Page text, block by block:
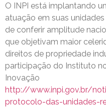
O INPI está implantando
atuação em suas
de conferir amplitude
que objetivam maior
direitos de propriedade
participação do Instituto
Inovação
http://www.inpi.gov.br/
protocolo-das-unidades-